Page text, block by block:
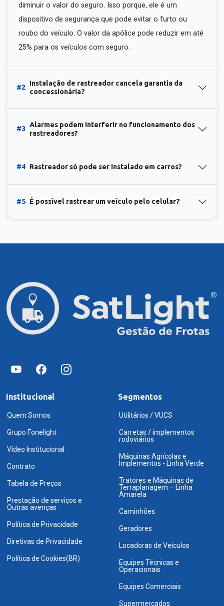
diminuir o valor do seguro. Isso porque, ele é um
dispositivo de segurança que pode evitar o furto ou
roubo do veículo. O valor da apólice pode reduzir em até
25% para os veículos com seguro.
#2
Instalação de rastreador cancela garantia da
concessionária?
#3
Alarmes podem interferir no funcionamento dos
rastreadores?
#4 Rastreador só pode ser instalado em carros?
#5 É possível rastrear um veículo pelo celular?
Institucional
Quem Somos
Grupo Fonelight
Vídeo Institucional
Contrato
Tabela de Preços
Prestação de serviços e
Outras avenças
Política de Privacidade
Diretivas de Privacidade
Política de Cookies(BR)
Segmentos
Utilitários / VUCS
Carretas / implementos
rodoviários
Máquinas Agrícolas e
Implementos - Linha Verde
Tratores e Máquinas de
Terraplanagem – Linha
Amarela
Caminhões
Geradores
Locadoras de Veículos
Equipes Técnicas e
Operacionais
Equipes Comerciais
Supermercados